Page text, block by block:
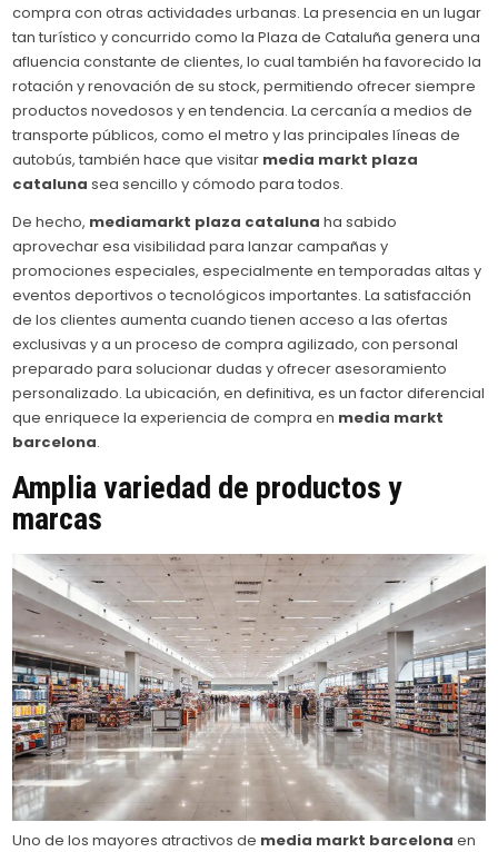
compra con otras actividades urbanas. La presencia en un lugar
tan turístico y concurrido como la Plaza de Cataluña genera una
afluencia constante de clientes, lo cual también ha favorecido la
rotación y renovación de su stock, permitiendo ofrecer siempre
productos novedosos y en tendencia. La cercanía a medios de
transporte públicos, como el metro y las principales líneas de
autobús, también hace que visitar media markt plaza
cataluna sea sencillo y cómodo para todos.
De hecho, mediamarkt plaza cataluna ha sabido
aprovechar esa visibilidad para lanzar campañas y
promociones especiales, especialmente en temporadas altas y
eventos deportivos o tecnológicos importantes. La satisfacción
de los clientes aumenta cuando tienen acceso a las ofertas
exclusivas y a un proceso de compra agilizado, con personal
preparado para solucionar dudas y ofrecer asesoramiento
personalizado. La ubicación, en definitiva, es un factor diferencial
que enriquece la experiencia de compra en media markt
barcelona.
Amplia variedad de productos y
marcas
Uno de los mayores atractivos de media markt barcelona en